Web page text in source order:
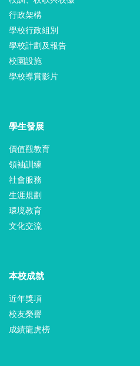
行政架構
學校行政組別
學校計劃及報告
校園設施
學校導賞影片
學生發展
價值觀教育
領袖訓練
社會服務
生涯規劃
環境教育
文化交流
本校成就
近年獎項
校友榮譽
成績龍虎榜